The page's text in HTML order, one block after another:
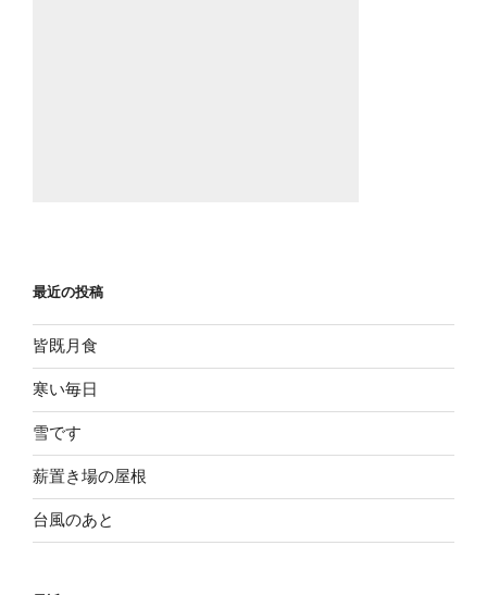
最近の投稿
皆既月食
寒い毎日
雪です
薪置き場の屋根
台風のあと